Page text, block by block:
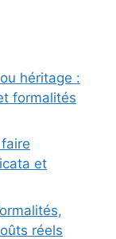
héritage :
formalités
et
réels